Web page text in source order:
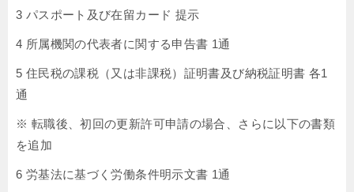
3 パスポート及び在留カード 提示
4 所属機関の代表者に関する申告書 1通
5 住民税の課税（又は非課税）証明書及び納税証明書 各1
通
※ 転職後、初回の更新許可申請の場合、さらに以下の書類
を追加
6 労基法に基づく労働条件明示文書 1通